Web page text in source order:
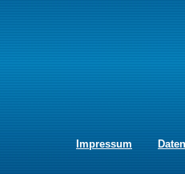
Impressum